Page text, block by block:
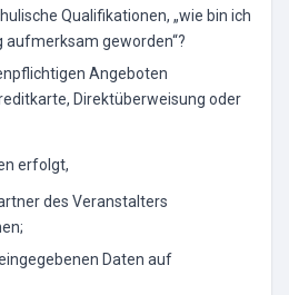
Qualifikationen, „wie bin ich
geworden“?
Angeboten
Direktüberweisung oder
erfolgt,
des Veranstalters
Daten auf